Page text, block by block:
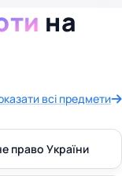
на
всі предмети
право України